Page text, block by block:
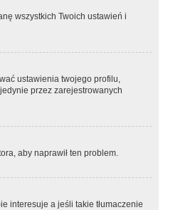
wszystkich Twoich ustawień i
ustawienia twojego profilu,
przez zarejestrowanych
aby naprawił ten problem.
interesuje a jeśli takie tłumaczenie